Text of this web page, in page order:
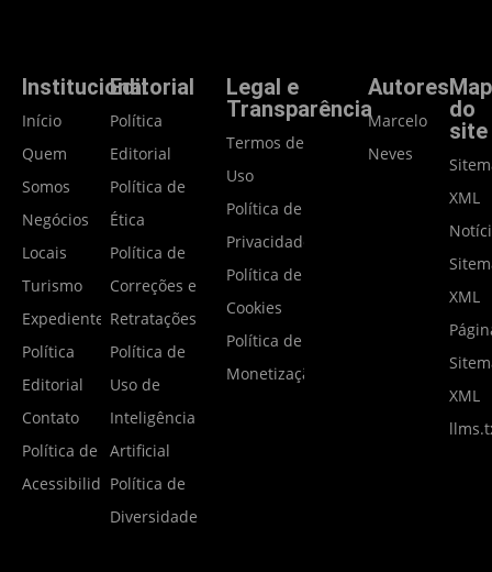
Institucional
Início
Quem
Somos
Negócios
Locais
Turismo
Expediente
Política
Editorial
Contato
Política de
Acessibilidade
Editorial
Política
Editorial
Política de
Ética
Política de
Correções e
Retratações
Política de
Uso de
Inteligência
Artificial
Política de
Diversidade
Legal e
Transparência
Termos de
Uso
Política de
Privacidade
Política de
Cookies
Política de
Monetização
Autores
Marcelo
Neves
do
site
XML
XML
XML